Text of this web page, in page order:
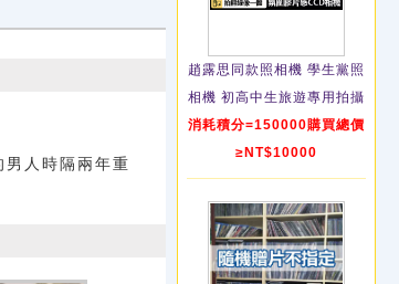
人時隔兩年重
趙露思同款照相機 學生黨照
相機 初高中生旅遊專用拍攝
消耗積分=150000購買總價
≥NT$10000